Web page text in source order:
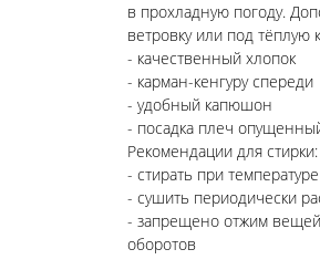
в прохладную погоду.
ветровку или под тёплую
- качественный хлопок
- карман-кенгуру спереди
- удобный капюшон
- посадка плеч
Рекомендации для стирки:
- стирать при
- сушить периодически
- запрещено отжим
оборотов